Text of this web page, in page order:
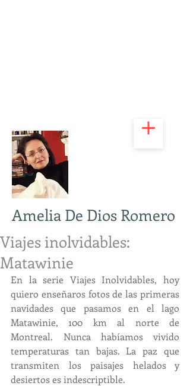
Amelia De Dios Romero
Viajes inolvidables:
Matawinie
En la serie Viajes Inolvidables, hoy
quiero enseñaros fotos de las primeras
navidades que pasamos en el lago
Matawinie, 100 km al norte de
Montreal. Nunca habíamos vivido
temperaturas tan bajas. La paz que
transmiten los paisajes helados y
desiertos es indescriptible.